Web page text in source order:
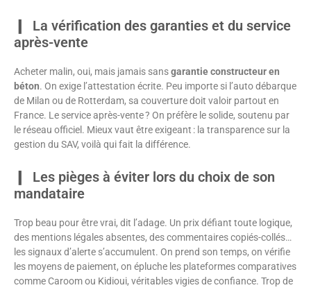
La vérification des garanties et du service
après-vente
Acheter malin, oui, mais jamais sansgarantie constructeur en
béton. On exige l’attestation écrite. Peu importe si l’auto débarque
de Milan ou de Rotterdam, sa couverture doit valoir partout en
France. Le service après-vente ? On préfère le solide, soutenu par
le réseau officiel. Mieux vaut être exigeant : la transparence sur la
gestion du SAV, voilà qui fait la différence.
Les pièges à éviter lors du choix de son
mandataire
Trop beau pour être vrai, dit l’adage. Un prix défiant toute logique,
des mentions légales absentes, des commentaires copiés-collés…
les signaux d’alerte s’accumulent. On prend son temps, on vérifie
les moyens de paiement, on épluche les plateformes comparatives
comme Caroom ou Kidioui, véritables vigies de confiance. Trop de